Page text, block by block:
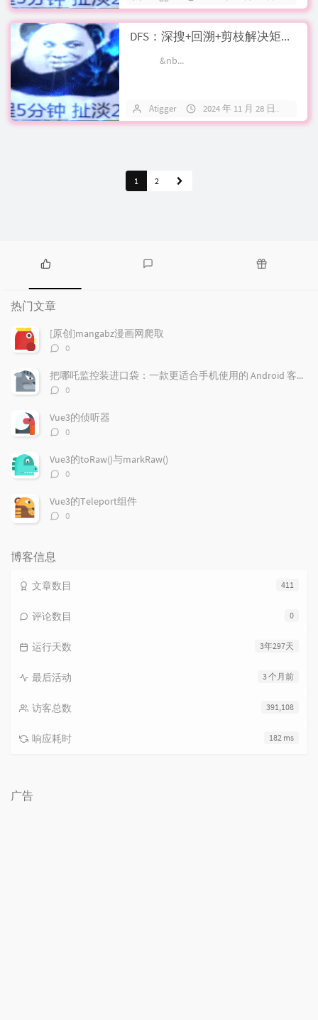
DFS：深搜+回溯+剪枝解决矩阵搜索问题
&nb...
Atigger 2024 年 11 月 28 日
1 2
热
门
文
章
论
热门文章
[原创]mangabz漫画网爬取
评
数：
0
把哪吒监控装进口袋：一款更适合手机使用的 Android 客户端
评
数：
0
Vue3的侦听器
评
数：
0
Vue3的toRaw()与markRaw()
评
数：
0
Vue3的Teleport组件
评
0
博客信息
411
文章数目
0
评论数目
3年297天
运行天数
3 个月前
最后活动
391,108
访客总数
182 ms
响应耗时
广告